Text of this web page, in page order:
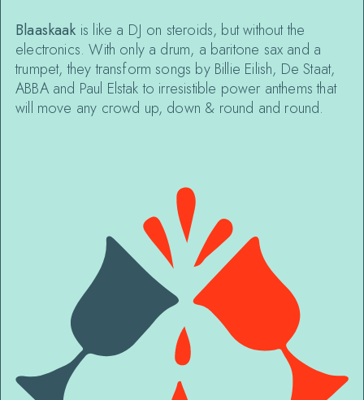
Blaaskaak is like a DJ on steroids, but without the
electronics. With only a drum, a baritone sax and a
trumpet, they transform songs by Billie Eilish, De Staat,
ABBA and Paul Elstak to irresistible power anthems that
will move any crowd up, down & round and round.